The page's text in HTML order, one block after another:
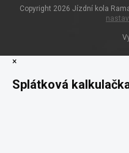
Copyright 2026 Jízdní kola
×
Splátková